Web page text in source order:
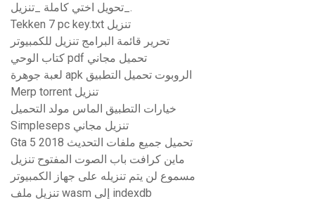
تحويل اختي كاملة _تنزيل_.
Tekken 7 pc key.txt تنزيل
تحرير قائمة البرامج تنزيل للكمبيوتر
كتاب الوحي pdf تحميل مجاني
لعبة جوهرة apk الروبوت تحميل التطبيق
Merp torrent تنزيل
خيارات التطبيق الماس مولد التحميل
Simpleseps تنزيل مجاني
Gta 5 تحميل جميع ملفات التحديث 2018
ماين كرافت باب الصوت المفتوح تنزيل
مسموع لن يتم تنزيله على جهاز الكمبيوتر
تنزيل ملف wasm إلى indexdb